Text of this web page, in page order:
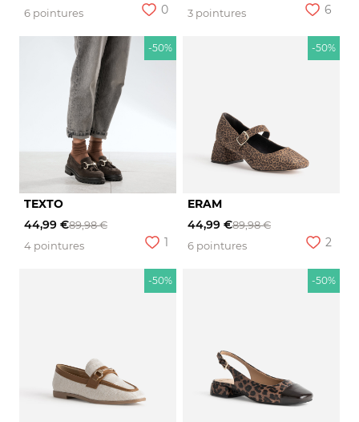
6 pointures
0
3 pointures
6
-50%
TEXTO
44,99 €89,98 €
4 pointures
1
-50%
ERAM
44,99 €89,98 €
6 pointures
2
-50% -50%